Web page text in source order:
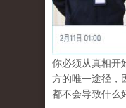
你必须从真相开
方的唯一途径，
都不会导致什么